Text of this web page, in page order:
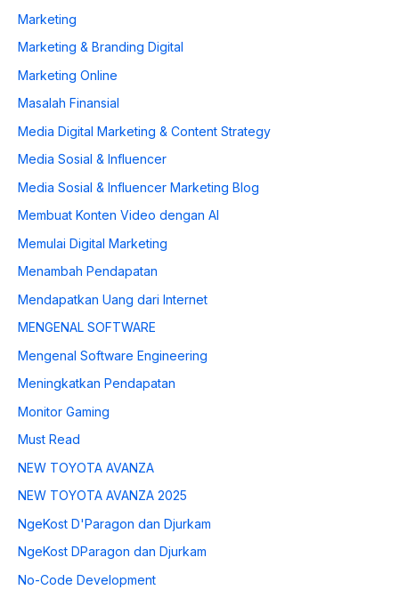
Marketing
Marketing & Branding Digital
Marketing Online
Masalah Finansial
Media Digital Marketing & Content Strategy
Media Sosial & Influencer
Media Sosial & Influencer Marketing Blog
Membuat Konten Video dengan AI
Memulai Digital Marketing
Menambah Pendapatan
Mendapatkan Uang dari Internet
MENGENAL SOFTWARE
Mengenal Software Engineering
Meningkatkan Pendapatan
Monitor Gaming
Must Read
NEW TOYOTA AVANZA
NEW TOYOTA AVANZA 2025
NgeKost D'Paragon dan Djurkam
NgeKost DParagon dan Djurkam
No-Code Development